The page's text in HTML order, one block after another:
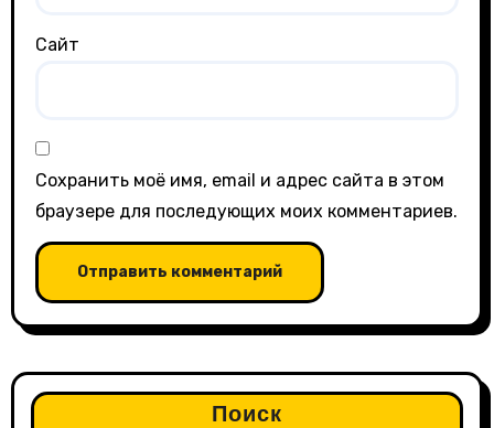
Сайт
Сохранить моё имя, email и адрес сайта в этом
браузере для последующих моих комментариев.
Поиск